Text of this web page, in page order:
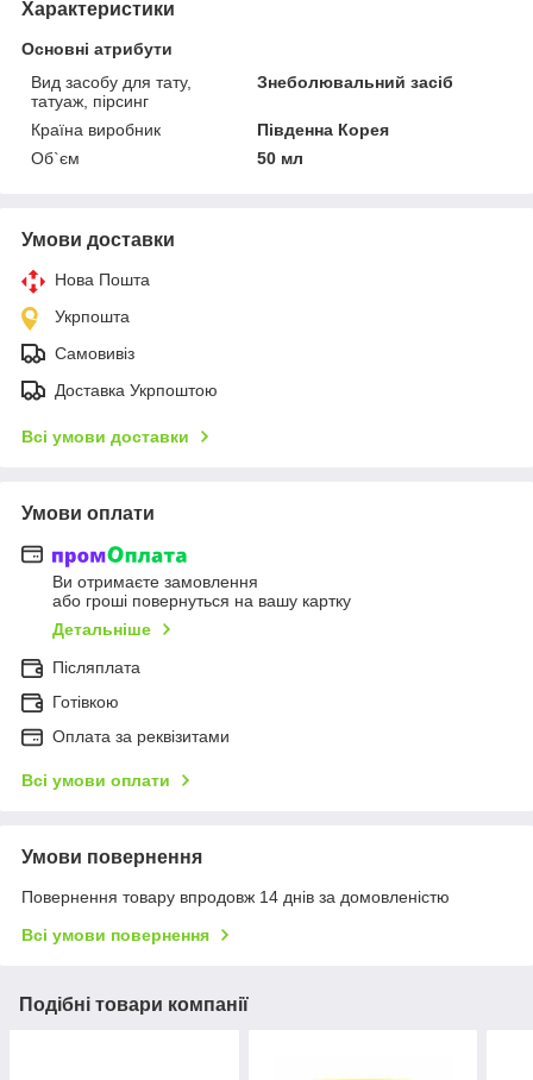
Характеристики
Основні атрибути
Вид засобу для тату,
татуаж, пірсинг
Знеболювальний засіб
Країна виробник
Південна Корея
Об`єм
50 мл
Умови доставки
Нова Пошта
Укрпошта
Самовивіз
Доставка Укрпоштою
Всі умови доставки
Умови оплати
Ви отримаєте замовлення
або гроші повернуться на вашу картку
Детальніше
Післяплата
Готівкою
Оплата за реквізитами
Всі умови оплати
Умови повернення
Повернення товару впродовж 14 днів за домовленістю
Всі умови повернення
Подібні товари компанії